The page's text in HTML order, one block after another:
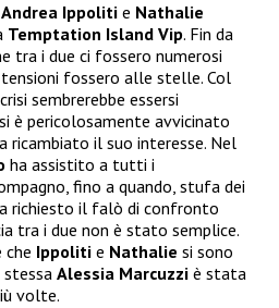
Andrea Ippoliti e Nathalie
Temptation Island Vip. Fin da
tra i due ci fossero numerosi
fossero alle stelle. Col
sembrerebbe essersi
si è pericolosamente avvicinato
ricambiato il suo interesse. Nel
ha assistito a tutti i
fino a quando, stufa dei
richiesto il falò di confronto
tra i due non è stato semplice.
Ippoliti e Nathalie si sono
Alessia Marcuzzi è stata
volte.